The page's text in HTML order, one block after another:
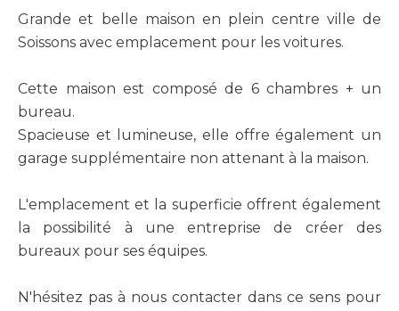
Grande et belle maison en plein centre ville de
Soissons avec emplacement pour les voitures.
Cette maison est composé de 6 chambres + un
bureau.
Spacieuse et lumineuse, elle offre également un
garage supplémentaire non attenant à la maison.
L'emplacement et la superficie offrent également
la possibilité à une entreprise de créer des
bureaux pour ses équipes.
N'hésitez pas à nous contacter dans ce sens pour